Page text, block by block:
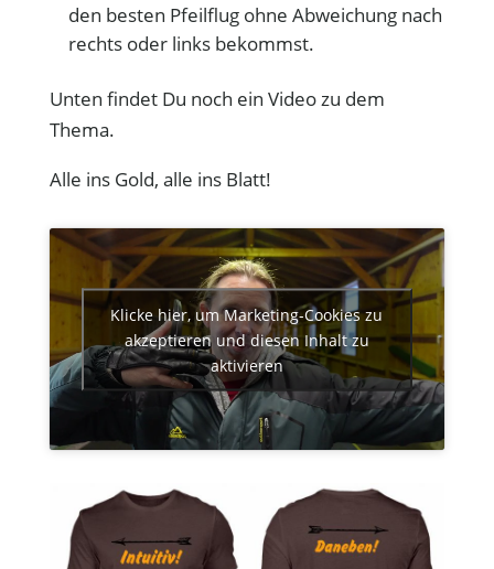
den besten Pfeilflug ohne Abweichung nach
rechts oder links bekommst.
Unten findet Du noch ein Video zu dem
Thema.
Alle ins Gold, alle ins Blatt!
Klicke hier, um Marketing-Cookies zu
akzeptieren und diesen Inhalt zu
aktivieren